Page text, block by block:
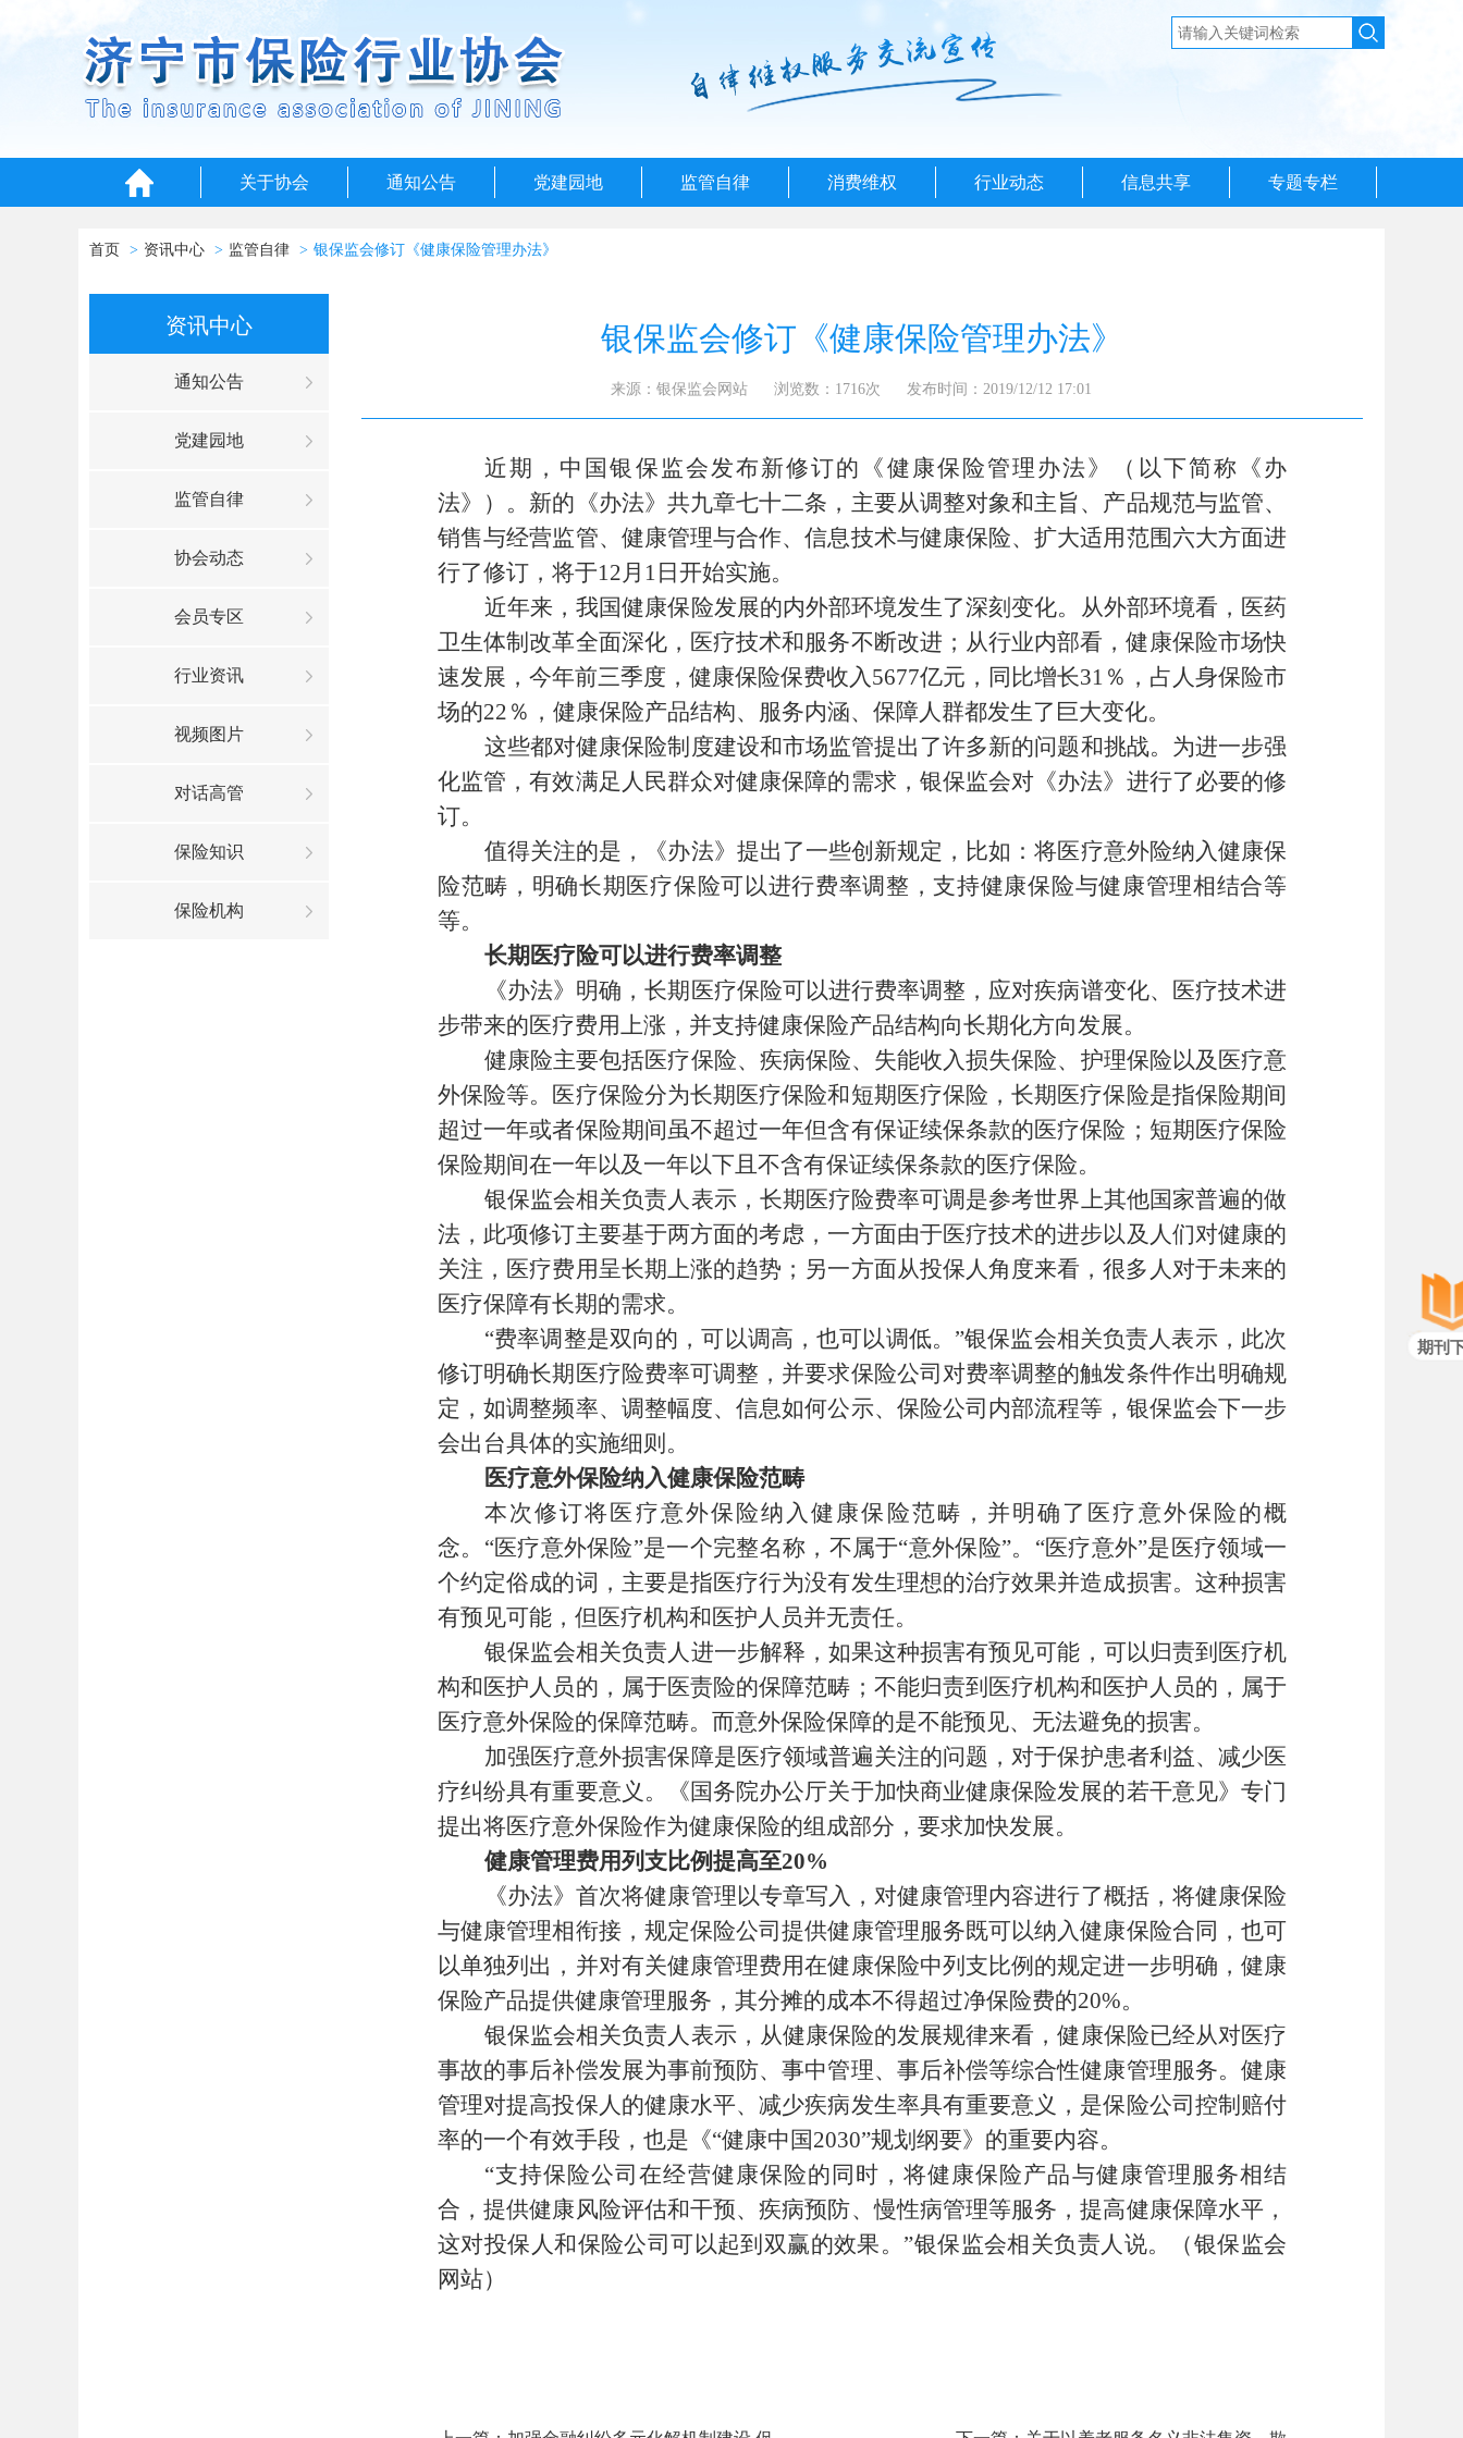
关于协会 通知公告 党建园地 监管自律 消费维权 行业动态 信息共享 专题专栏
首页 资讯中心 监管自律 银保监会修订《健康保险管理办法》
资讯中心
通知公告
党建园地
监管自律
协会动态
会员专区
行业资讯
视频图片
对话高管
保险知识
保险机构
银保监会修订《健康保险管理办法》
来源：银保监会网站 浏览数：1716次 发布时间：2019/12/12 17:01
近期，中国银保监会发布新修订的《健康保险管理办法》（以下简称《办
法》）。新的《办法》共九章七十二条，主要从调整对象和主旨、产品规范与监管、
销售与经营监管、健康管理与合作、信息技术与健康保险、扩大适用范围六大方面进
行了修订，将于12月1日开始实施。
近年来，我国健康保险发展的内外部环境发生了深刻变化。从外部环境看，医药
卫生体制改革全面深化，医疗技术和服务不断改进；从行业内部看，健康保险市场快
速发展，今年前三季度，健康保险保费收入5677亿元，同比增长31％，占人身保险市
场的22％，健康保险产品结构、服务内涵、保障人群都发生了巨大变化。
这些都对健康保险制度建设和市场监管提出了许多新的问题和挑战。为进一步强
化监管，有效满足人民群众对健康保障的需求，银保监会对《办法》进行了必要的修
订。
值得关注的是，《办法》提出了一些创新规定，比如：将医疗意外险纳入健康保
险范畴，明确长期医疗保险可以进行费率调整，支持健康保险与健康管理相结合等
等。
长期医疗险可以进行费率调整
《办法》明确，长期医疗保险可以进行费率调整，应对疾病谱变化、医疗技术进
步带来的医疗费用上涨，并支持健康保险产品结构向长期化方向发展。
健康险主要包括医疗保险、疾病保险、失能收入损失保险、护理保险以及医疗意
外保险等。医疗保险分为长期医疗保险和短期医疗保险，长期医疗保险是指保险期间
超过一年或者保险期间虽不超过一年但含有保证续保条款的医疗保险；短期医疗保险
保险期间在一年以及一年以下且不含有保证续保条款的医疗保险。
银保监会相关负责人表示，长期医疗险费率可调是参考世界上其他国家普遍的做
法，此项修订主要基于两方面的考虑，一方面由于医疗技术的进步以及人们对健康的
关注，医疗费用呈长期上涨的趋势；另一方面从投保人角度来看，很多人对于未来的
医疗保障有长期的需求。
“费率调整是双向的，可以调高，也可以调低。”银保监会相关负责人表示，此次
修订明确长期医疗险费率可调整，并要求保险公司对费率调整的触发条件作出明确规
定，如调整频率、调整幅度、信息如何公示、保险公司内部流程等，银保监会下一步
会出台具体的实施细则。
医疗意外保险纳入健康保险范畴
本次修订将医疗意外保险纳入健康保险范畴，并明确了医疗意外保险的概
念。“医疗意外保险”是一个完整名称，不属于“意外保险”。“医疗意外”是医疗领域一
个约定俗成的词，主要是指医疗行为没有发生理想的治疗效果并造成损害。这种损害
有预见可能，但医疗机构和医护人员并无责任。
银保监会相关负责人进一步解释，如果这种损害有预见可能，可以归责到医疗机
构和医护人员的，属于医责险的保障范畴；不能归责到医疗机构和医护人员的，属于
医疗意外保险的保障范畴。而意外保险保障的是不能预见、无法避免的损害。
加强医疗意外损害保障是医疗领域普遍关注的问题，对于保护患者利益、减少医
疗纠纷具有重要意义。《国务院办公厅关于加快商业健康保险发展的若干意见》专门
提出将医疗意外保险作为健康保险的组成部分，要求加快发展。
健康管理费用列支比例提高至20%
《办法》首次将健康管理以专章写入，对健康管理内容进行了概括，将健康保险
与健康管理相衔接，规定保险公司提供健康管理服务既可以纳入健康保险合同，也可
以单独列出，并对有关健康管理费用在健康保险中列支比例的规定进一步明确，健康
保险产品提供健康管理服务，其分摊的成本不得超过净保险费的20%。
银保监会相关负责人表示，从健康保险的发展规律来看，健康保险已经从对医疗
事故的事后补偿发展为事前预防、事中管理、事后补偿等综合性健康管理服务。健康
管理对提高投保人的健康水平、减少疾病发生率具有重要意义，是保险公司控制赔付
率的一个有效手段，也是《“健康中国2030”规划纲要》的重要内容。
“支持保险公司在经营健康保险的同时，将健康保险产品与健康管理服务相结
合，提供健康风险评估和干预、疾病预防、慢性病管理等服务，提高健康保障水平，
这对投保人和保险公司可以起到双赢的效果。”银保监会相关负责人说。（银保监会
网站）
期刊